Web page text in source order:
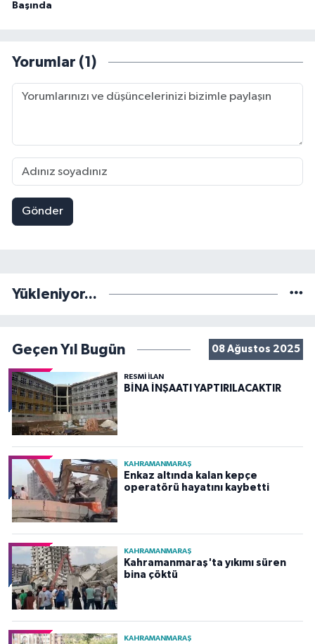
Başında
Yorumlar (1)
Gönder
Yükleniyor...
Geçen Yıl Bugün 08 Ağustos 2025
RESMİ İLAN
BİNA İNŞAATI YAPTIRILACAKTIR
KAHRAMANMARAŞ
Enkaz altında kalan kepçe
operatörü hayatını kaybetti
KAHRAMANMARAŞ
Kahramanmaraş'ta yıkımı süren
bina çöktü
KAHRAMANMARAŞ